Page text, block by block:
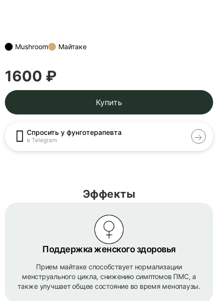
Mushroom Майтаке
1600 ₽
Купить
Спросить у фунготерапевта
в Telegram
Эффекты
Поддержка женского здоровья
Прием майтаке способствует нормализации
менструального цикла, снижению симптомов ПМС, а
также улучшает общее состояние во время менопаузы.